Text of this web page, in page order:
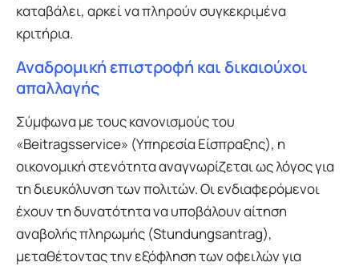
καταβάλει, αρκεί να πληρούν συγκεκριμένα
κριτήρια.
Αναδρομική επιστροφή και δικαιούχοι
απαλλαγής
Σύμφωνα με τους κανονισμούς του
«Beitragsservice» (Υπηρεσία Είσπραξης), η
οικονομική στενότητα αναγνωρίζεται ως λόγος για
τη διευκόλυνση των πολιτών. Οι ενδιαφερόμενοι
έχουν τη δυνατότητα να υποβάλουν αίτηση
αναβολής πληρωμής (Stundungsantrag),
μεταθέτοντας την εξόφληση των οφειλών για